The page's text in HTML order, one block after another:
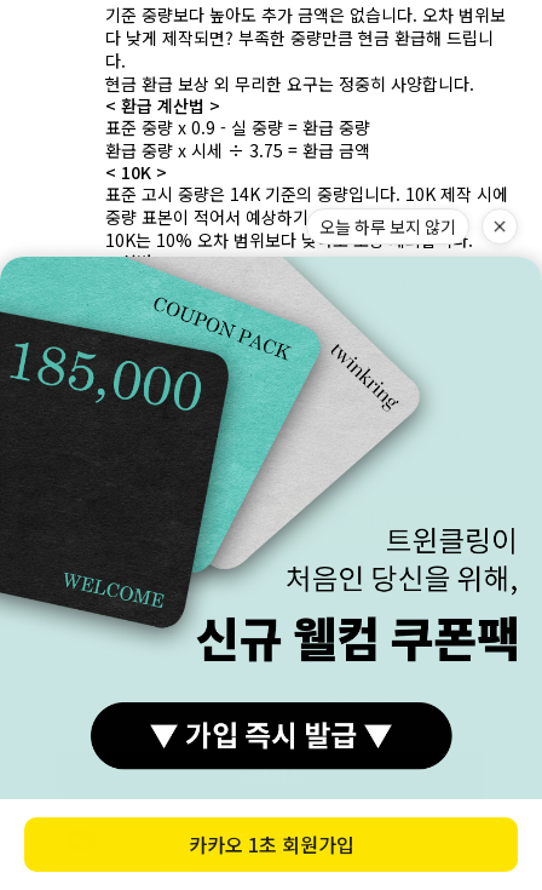
구매하기
기준 중량보다 높아도 추가 금액은 없습니다. 오차 범위보
다 낮게 제작되면? 부족한 중량만큼 현금 환급해 드립니
다.
현금 환급 보상 외 무리한 요구는 정중히 사양합니다.
< 환급 계산법 >
표준 중량 x 0.9 - 실 중량 = 환급 중량
환급 중량 x 시세 ÷ 3.75 = 환급 금액
< 10K >
표준 고시 중량은 14K 기준의 중량입니다. 10K 제작 시에
중량 표본이 적어서 예상하기 어렵습니다.
10K는 10% 오차 범위보다 낮아도 보상 제외합니다.
< 실버 >
실버는 보증서에 중량이 표기되지 않습니다.
고객센터
평일(월-금)
점심시간
11:00 ~ 19:30
전화 상담 불가
13:00 ~ 14:00
1899-3278
카카오상담
전화 문의량이 많을 경우,
카카오톡으로 문의 주시면
순차적으로 상담 드립니다.
카카오상담
BANKINFO
예금주 (주)트윈클링
국민 270901-04-208303
브랜드스토리
이용약관
개인정보처리방침
COMPANY (주)트윈클링 대표 김진우, 김기애
매장주소 : 서울 종로구 돈화문로 33-1 2층 트윈클링
주소 :서울특별시 종로구 수표로26길 28 동의빌딩 5층 502호/방문불가
오늘 하루 보지 않기
카카오 1초 회원가입